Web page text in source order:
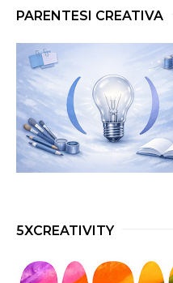
PARENTESI CREATIVA
5XCREATIVITY